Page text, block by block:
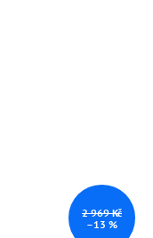
2 969 Kč
–13 %